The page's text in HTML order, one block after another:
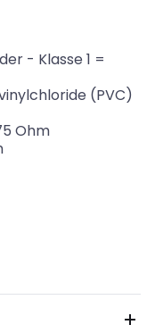
- Klasse 1 =
(PVC)
Ohm